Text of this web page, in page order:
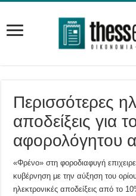
Περισσότερες
αποδείξεις για
αφορολόγητου
«Φρένο» στη φοροδιαφυγή
κυβέρνηση με την αύξηση του
ηλεκτρονικές αποδείξεις από το